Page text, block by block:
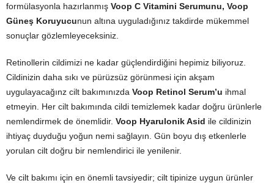
formülasyonla hazırlanmış Voop C Vitamini Serumunu, Voop
Güneş Koruyucunun altına uyguladığınız takdirde mükemmel
sonuçlar gözlemleyeceksiniz.
Retinollerin cildimizi ne kadar güçlendirdiğini hepimiz biliyoruz.
Cildinizin daha sıkı ve pürüzsüz görünmesi için akşam
uygulayacağınz cilt bakımınızda Voop Retinol Serum’u ihmal
etmeyin. Her cilt bakımında cildi temizlemek kadar doğru ürünlerle
nemlendirmek de önemlidir. Voop Hyarulonik Asid ile cildinizin
ihtiyaç duyduğu yoğun nemi sağlayın. Gün boyu dış etkenlerle
yorulan cilt doğru bir nemlendirici ile yenilenir.
Ve cilt bakımı için en önemli tavsiyedir; cilt tipinize uygun ürünler